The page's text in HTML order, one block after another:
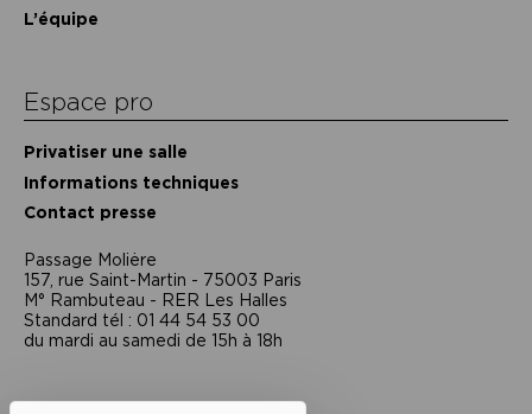
L’équipe
Espace pro
Privatiser une salle
Informations techniques
Contact presse
Passage Moliėre
157, rue Saint-Martin - 75003 Paris
M° Rambuteau - RER Les Halles
Standard tél : 01 44 54 53 00
du mardi au samedi de 15h à 18h